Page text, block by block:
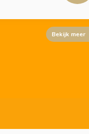
Bekijk meer